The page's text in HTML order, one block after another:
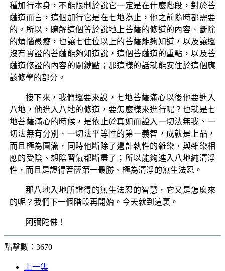
種加行本身，不能限制於說它一定是在什麼階段，對於菩
薩道而言，這個加行它是在七地為止，他之前隨時都需要
的。所以，瞭解這個等於說地上菩薩的修道的內容、斷除
的煩惱愚癡，也讓七住位以上的菩薩能夠知道，以及讓還
沒有實證的菩薩能夠知道說，這個菩薩道的重點，以及菩
薩道修證的內容的關鍵點；那這樣的話就能安住於這個應
該修學的部分。
接下來，我們還要來說，七地菩薩滿心以後他要進入
八地，他進入八地的修道，要怎麼樣來進行呢？也就是七
地菩薩滿心的時候，是依止於真如而證入一切法無我、一
切法無有分別、一切法平等性的第一義智，成就是上品，
而且極為圓滿，同時他斷除了遍計執性的雜染，與雜染相
應的受陰、想陰習氣都斷盡了；所以能夠進入八地純清淨
性，而且是證得菩薩第一最勝、極為清淨的無生法忍。
那八地入地所證得的無生法忍的智慧，它又是怎麼來
的呢？我們下一個階段再開始。今天就到這裏。
阿彌陀佛！
點擊數：3670
上一集